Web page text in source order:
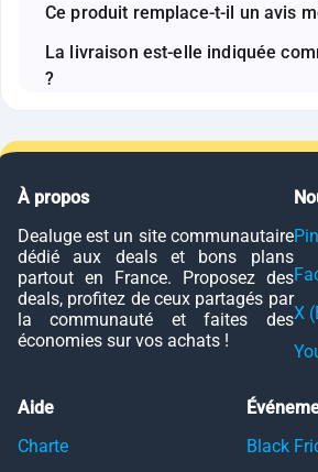
Ce produit remplace-t-il un avis
La livraison est-elle indiquée
?
À propos
Dealuge est un site communautaire
dédié aux deals et bons plans
partout en France. Proposez des
deals, profitez de ceux partagés par
la communauté et faites des
économies sur vos achats !
X
Aide
Charte
Black